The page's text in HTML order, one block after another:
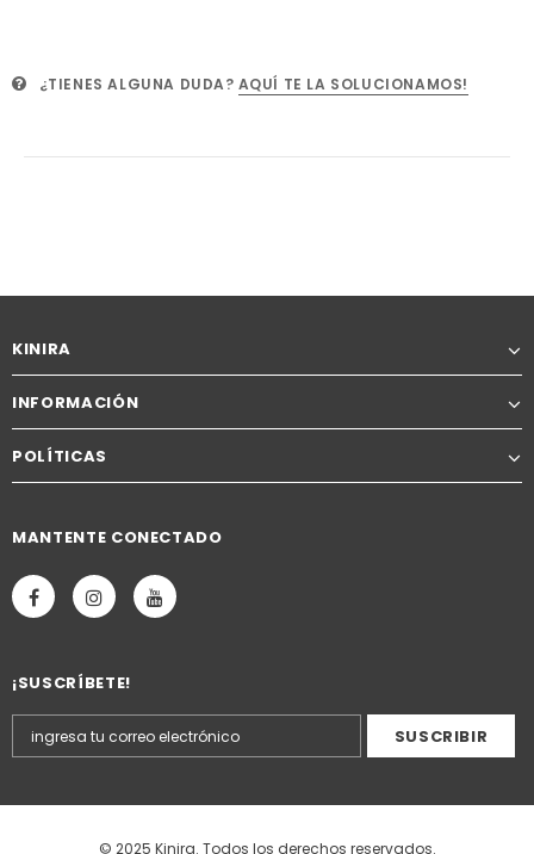
¿TIENES ALGUNA DUDA? AQUÍ TE LA SOLUCIONAMOS!
KINIRA
INFORMACIÓN
POLÍTICAS
MANTENTE CONECTADO
¡SUSCRÍBETE!
© 2025 Kinira. Todos los derechos reservados.